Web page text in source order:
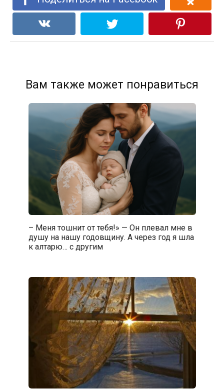
Вам также может понравиться
– Меня тошнит от тебя!» — Он плевал мне в
душу на нашу годовщину. А через год я шла
к алтарю… с другим